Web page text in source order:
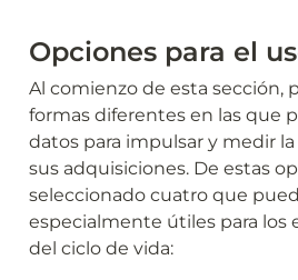
Opciones para el
Al comienzo de esta sección,
formas diferentes en las que
datos para impulsar y medir
sus adquisiciones. De estas
seleccionado cuatro que
especialmente útiles para los
del ciclo de vida: